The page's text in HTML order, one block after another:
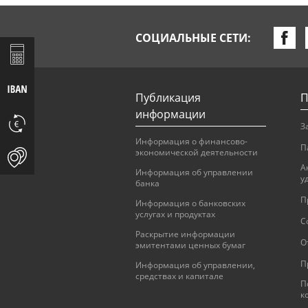
СОЦИАЛЬНЫЕ СЕТИ:
Публикация
информации
Информация о финансово-
экономической деятельности
Информация об управлении
банка
Информация о банковских
услугах и продуктах
Раскрытие информации
эмитентами ценных бумаг
Информация об управлении,
средствах и капитале